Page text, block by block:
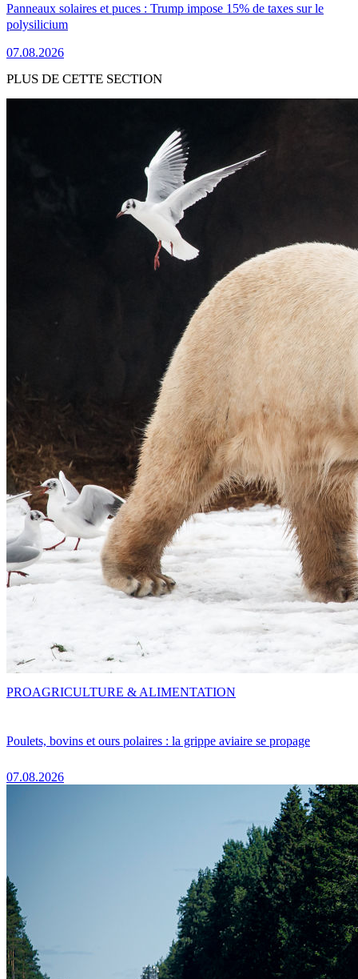
Panneaux solaires et puces : Trump impose 15% de taxes sur le
polysilicium
07.08.2026
PLUS DE CETTE SECTION
Poulets, bovins et ours polaires : la grippe aviaire se propage
07.08.2026
PROAGRICULTURE & ALIMENTATION